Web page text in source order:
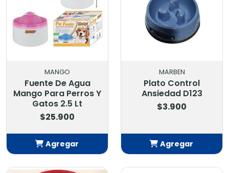
MANGO
Fuente De Agua
Mango Para Perros Y
Gatos 2.5 Lt
$25.900
Agregar
MARBEN
Plato Control
Ansiedad D123
$3.900
Agregar